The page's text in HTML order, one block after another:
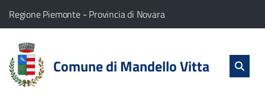
Home
Servizi
L'Amministrazione
Il comune di Mandello Vitta appartiene a:
Regione Piemonte (Apre il link in una nuova scheda)
- Provincia di Novara(Apre il link in una nuova
Comune di Mandello Vitta salta